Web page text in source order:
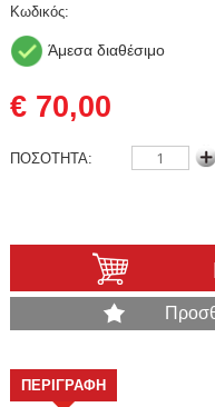
Κωδικός:
Άμεσα διαθέσιμο
€ 70,00
ΠΟΣΟΤΗΤΑ:
ΠΕΡΙΓΡΑΦΗ